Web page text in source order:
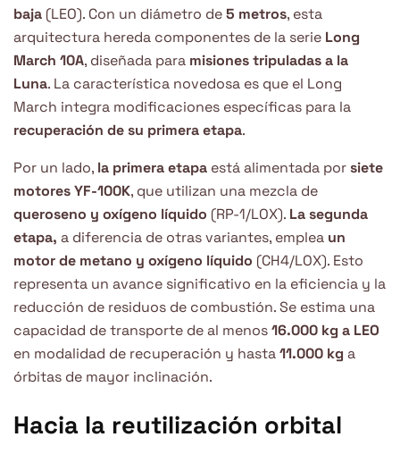
baja (LEO). Con un diámetro de5 metros, esta
arquitectura hereda componentes de la serie Long
March 10A, diseñada para misiones tripuladas a la
Luna. La característica novedosa es que el Long
March integra modificaciones específicas para la
recuperación de su primera etapa.
Por un lado, la primera etapa está alimentada por siete
motores YF-100K, que utilizan una mezcla de
queroseno y oxígeno líquido (RP-1/LOX). La segunda
etapa, a diferencia de otras variantes, emplea un
motor de metano y oxígeno líquido (CH4/LOX). Esto
representa un avance significativo en la eficiencia y la
reducción de residuos de combustión. Se estima una
capacidad de transporte de al menos16.000 kg a LEO
en modalidad de recuperación y hasta11.000 kg a
órbitas de mayor inclinación.
Hacia la reutilización orbital